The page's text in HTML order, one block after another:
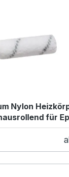
Nylon
für